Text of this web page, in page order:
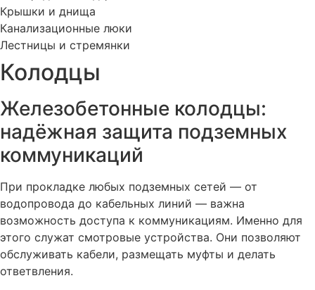
Крышки и днища
Канализационные люки
Лестницы и стремянки
Колодцы
Железобетонные колодцы:
надёжная защита подземных
коммуникаций
При прокладке любых подземных сетей — от
водопровода до кабельных линий — важна
возможность доступа к коммуникациям. Именно для
этого служат смотровые устройства. Они позволяют
обслуживать кабели, размещать муфты и делать
ответвления.